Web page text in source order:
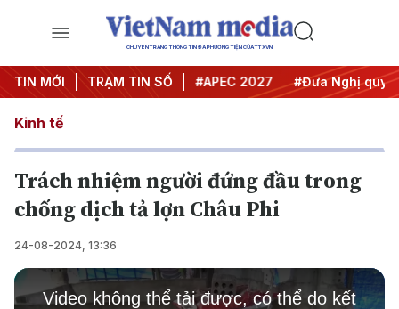
CHUYÊN TRANG THÔNG TIN ĐA PHƯƠNG TIỆN CỦA TTXVN
TIN MỚI TRẠM TIN SỐ
#Hội nghị Trung ương 3 #APEC 2027 #Đưa Nghị quyết
Kinh tế
Trách nhiệm người đứng đầu trong
chống dịch tả lợn Châu Phi
24-08-2024, 13:36
This
is
a
Video không thể tải được, có thể do kết